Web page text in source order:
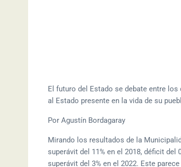
El futuro del Estado se debate entre
al Estado presente en la vida de su
Por Agustín Bordagaray
Mirando los resultados de la
superávit del 11% en el 2018, déficit del
superávit del 3% en el 2022. Este